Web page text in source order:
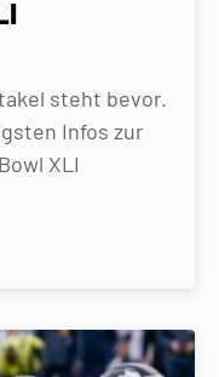
steht bevor.
Infos zur
XLI